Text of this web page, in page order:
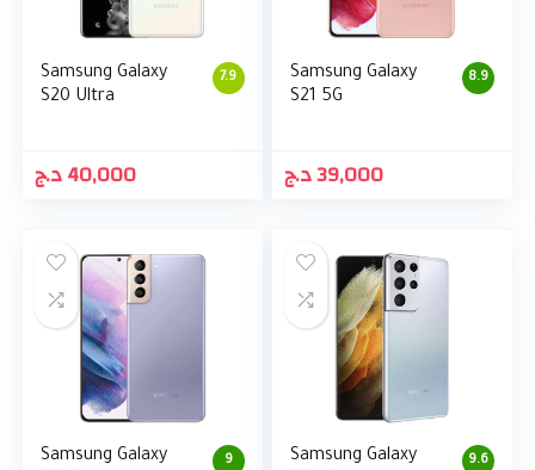
7.9
Samsung Galaxy
S20 Ultra
40,000د.ج
8.9
Samsung Galaxy
S21 5G
39,000د.ج
9
Samsung Galaxy
9.6
Samsung Galaxy